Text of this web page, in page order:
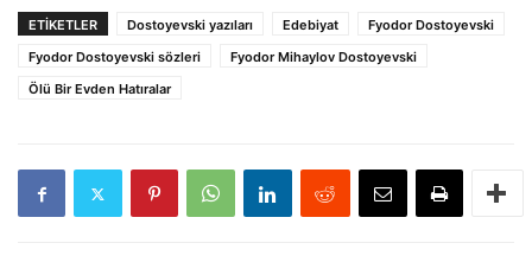
ETIKETLER Dostoyevski yazıları Edebiyat
Fyodor Dostoyevski
Fyodor Dostoyevski sözleri
Fyodor Mihaylov Dostoyevski
Ölü Bir Evden Hatıralar